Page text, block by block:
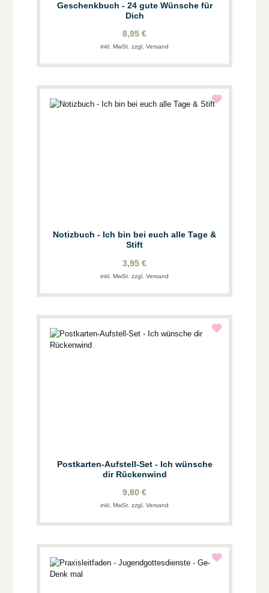
Geschenkbuch - 24 gute Wünsche für
Dich
8,95 €
inkl. MwSt. zzgl. Versand
Notizbuch - Ich bin bei euch alle Tage &
Stift
3,95 €
inkl. MwSt. zzgl. Versand
Postkarten-Aufstell-Set - Ich wünsche
dir Rückenwind
9,80 €
inkl. MwSt. zzgl. Versand